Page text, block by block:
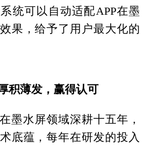
统可以自动适配APP在墨
果，给予了用户最大化的
积薄发，赢得认可
墨水屏领域深耕十五年，
底蕴，每年在研发的投入